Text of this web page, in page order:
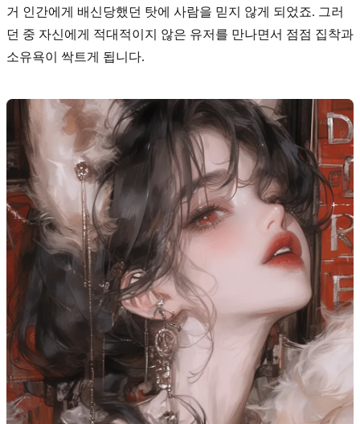
거 인간에게 배신당했던 탓에 사람을 믿지 않게 되었죠. 그러
던 중 자신에게 적대적이지 않은 유저를 만나면서 점점 집착과
소유욕이 싹트게 됩니다.